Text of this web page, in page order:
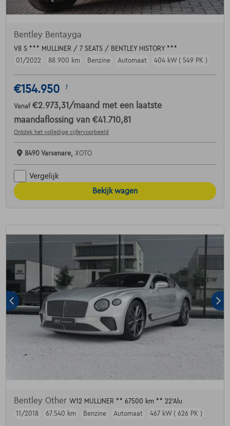
Bentley Bentayga
V8 S *** MULLINER / 7 SEATS / BENTLEY HISTORY ***
01/2022
88.900 km Benzine Automaat 404 kW ( 549 PK )
€154.950 1
Vanaf €2.973,31 /maand met een laatste
maandaflossing van €41.710,81
Ontdek het volledige cijfervoorbeeld
8490 Varsenare, XOTO
Vergelijk
Bekijk wagen
Bentley Other W12 MULLINER ** 67500 km ** 22'Alu
11/2018
67.540 km Benzine Automaat 467 kW ( 626 PK )